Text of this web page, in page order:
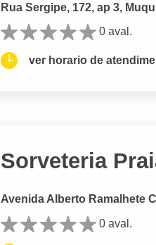
Rua Sergipe, 172, ap 3,
0 aval.
ver horario de
Sorveteria
Avenida Alberto Ramalhete
0 aval.